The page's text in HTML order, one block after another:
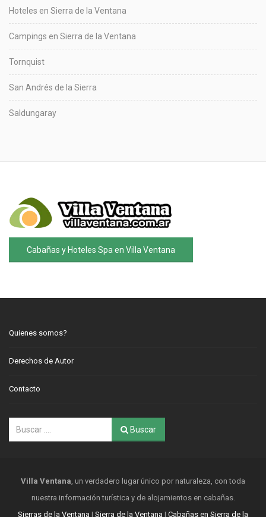
Hoteles en Sierra de la Ventana
Campings en Sierra de la Ventana
Tornquist
San Andrés de la Sierra
Saldungaray
Cabañas y Hoteles Spa en Villa Ventana
Quienes somos?
Derechos de Autor
Contacto
Buscar
Villa Ventana, un verdadero lugar único por naturaleza, con toda
nuestra información turística y de alojamientos en cabañas.
Sierras de la Ventana | Sierra de la Ventana | Cabañas en Sierra de la